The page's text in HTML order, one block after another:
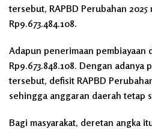
tersebut, RAPBD Perubahan
Rp9.673.484.108.
Adapun penerimaan pembiayaan
Rp9.673.848.108. Dengan adanya
tersebut, defisit RAPBD
sehingga anggaran daerah tetap
Bagi masyarakat, deretan angka